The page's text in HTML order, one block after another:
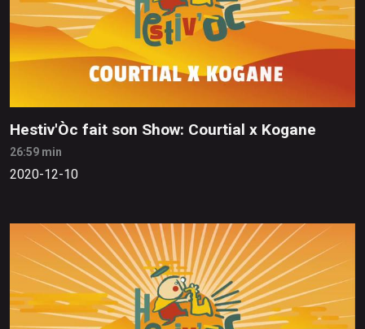
Hestiv'Òc fait son Show: Courtial x Kogane
26:59 min
2020-12-10